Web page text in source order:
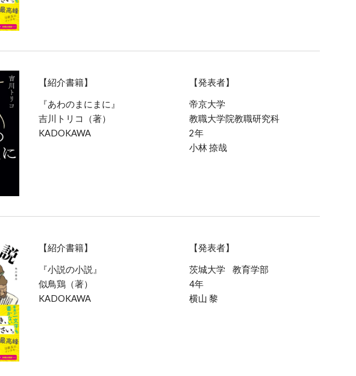
【紹介書籍】
『あわのまにまに』
吉川トリコ（著）
KADOKAWA
【発表者】
帝京大学
教職大学院教職研究科
2年
小林 捺哉
【紹介書籍】
『小説の小説』
似鳥鶏（著）
KADOKAWA
【発表者】
茨城大学
教育学部
4年
横山 黎